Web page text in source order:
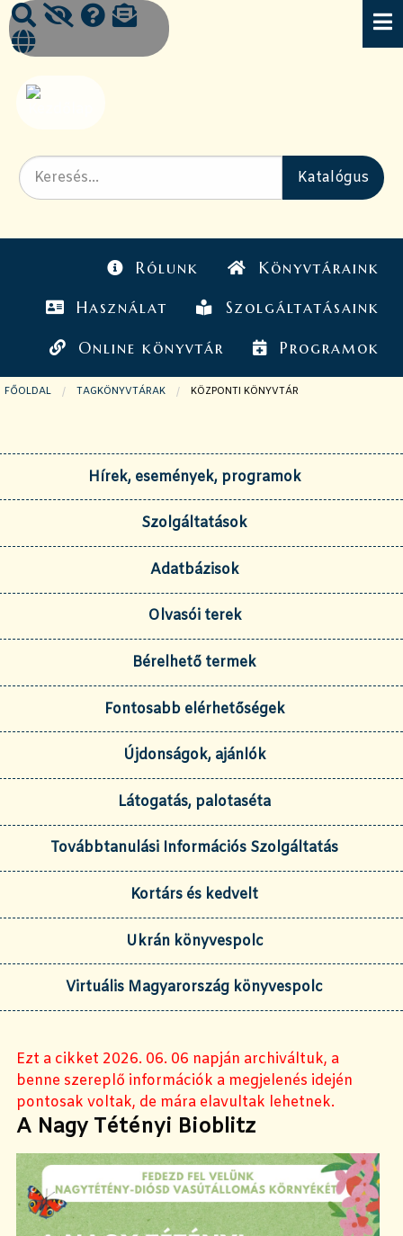
Rólunk Könyvtáraink
Használat Szolgáltatásaink
Online könyvtár Programok
FŐOLDAL TAGKÖNYVTÁRAK JELENLEGI OLDAL:
KÖZPONTI KÖNYVTÁR
Hírek, események, programok
Szolgáltatások
Adatbázisok
Olvasói terek
Bérelhető termek
Fontosabb elérhetőségek
Újdonságok, ajánlók
Látogatás, palotaséta
Továbbtanulási Információs Szolgáltatás
Kortárs és kedvelt
Ukrán könyvespolc
Virtuális Magyarország könyvespolc
Ezt a cikket 2026. 06. 06 napján archiváltuk, a
benne szereplő információk a megjelenés idején
pontosak voltak, de mára elavultak lehetnek.
A Nagy Tétényi Bioblitz